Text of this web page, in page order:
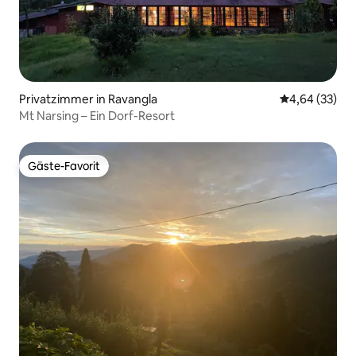
Privatzimmer in Ravangla
4,64 (33)
Mt Narsing – Ein Dorf-Resort
Gäste-Favorit
Gäste-Favorit